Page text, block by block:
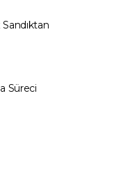
Süreci